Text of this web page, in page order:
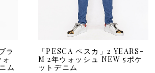
ラ
ム
「PESCA ペスカ」2 YEARS-
M 2年ウォッシュ NEW 5ポケ
ットデニム